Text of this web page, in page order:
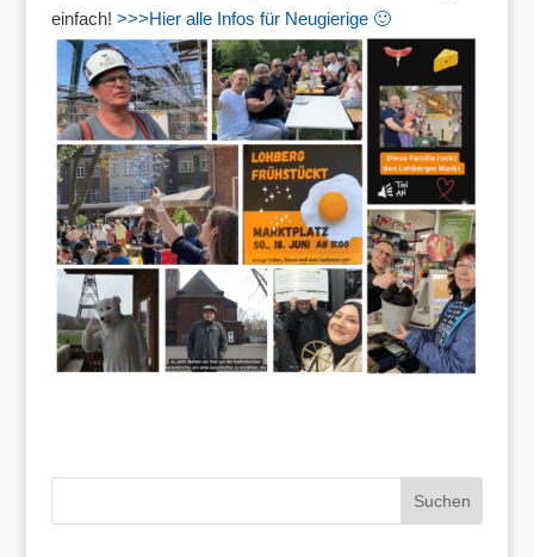
einfach! >>>Hier alle Infos für Neugierige 🙂